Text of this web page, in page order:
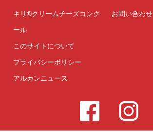
キリ®クリームチーズコンク
ール
このサイトについて
プライバシーポリシー
アルカンニュース
お問い合わせ